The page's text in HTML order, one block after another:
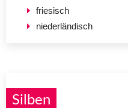
friesisch
niederländisch
Silben